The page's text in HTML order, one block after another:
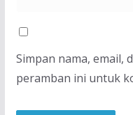
Simpan nama, email,
peramban ini untuk